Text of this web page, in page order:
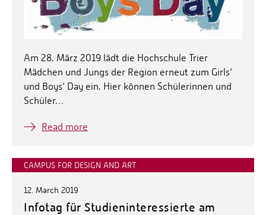
Am 28. März 2019 lädt die Hochschule Trier
Mädchen und Jungs der Region erneut zum Girls‘
und Boys‘ Day ein. Hier können Schülerinnen und
Schüler…
Read more
CAMPUS FOR DESIGN AND ART
12. March 2019
Infotag für Studieninteressierte am